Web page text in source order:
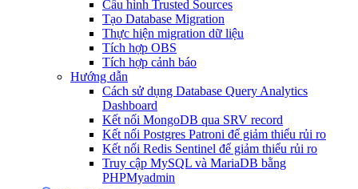
Cấu hình Trusted Sources
Tạo Database Migration
Thực hiện migration dữ liệu
Tích hợp OBS
Tích hợp cảnh báo
Hướng dẫn
Cách sử dụng Database Query Analytics
Dashboard
Kết nối MongoDB qua SRV record
Kết nối Postgres Patroni để giảm thiểu rủi ro
Kết nối Redis Sentinel để giảm thiểu rủi ro
Truy cập MySQL và MariaDB bằng
PHPMyadmin